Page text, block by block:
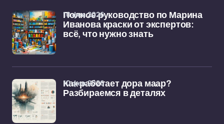
Полное руководство по Марина
Иванова краски от экспертов:
всё, что нужно знать
10 фев 2026
Как работает дора маар?
Разбираемся в деталях
10 фев 2026